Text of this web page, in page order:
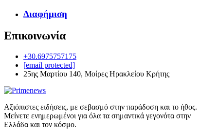
Διαφήμιση
Επικοινωνία
+30.6975757175
[email protected]
25ης Μαρτίου 140, Μοίρες Ηρακλείου Κρήτης
Αξιόπιστες ειδήσεις, με σεβασμό στην παράδοση και το ήθος.
Μείνετε ενημερωμένοι για όλα τα σημαντικά γεγονότα στην
Ελλάδα και τον κόσμο.